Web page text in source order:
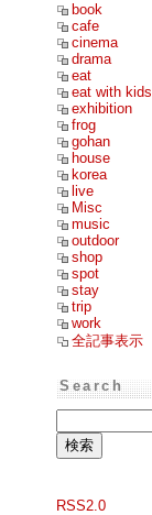
book
cafe
cinema
drama
eat
eat with kids
exhibition
frog
gohan
house
korea
live
Misc
music
outdoor
shop
spot
stay
trip
work
全記事表示
Search
RSS2.0